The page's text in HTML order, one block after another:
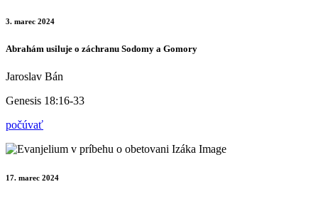
3. marec 2024
Abrahám usiluje o záchranu Sodomy a Gomory
Jaroslav Bán
Genesis 18:16-33
počúvať
17. marec 2024